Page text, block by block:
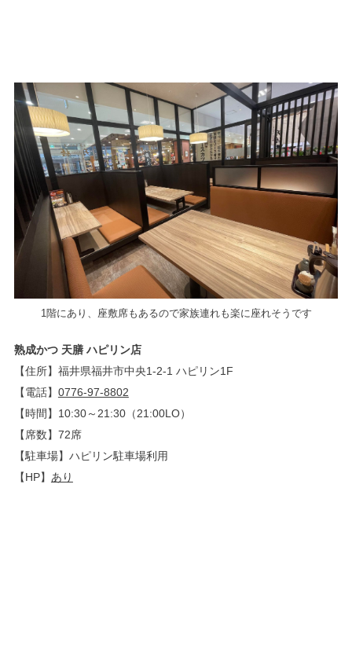
1階にあり、座敷席もあるので家族連れも楽に座れそうです
熟成かつ 天膳 ハピリン店
【住所】福井県福井市中央1-2-1 ハピリン1F
【電話】 0776-97-8802
【時間】10:30～21:30（21:00LO）
【席数】72席
【駐車場】ハピリン駐車場利用
【HP】 あり